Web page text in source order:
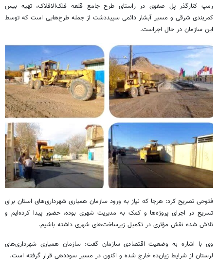
رمپ کنارگذر پل صفوی در راستای طرح جامع قلعه فلک‌الافلاک، تهیه بیس
کمربندی شرقی و مسیر آبشار دائمی سپیددشت از جمله طرح‌هایی است که توسط
این سازمان در حال اجراست.
فتوحی تصریح کرد: هرجا که نیاز به ورود سازمان همیاری شهرداری‌های استان برای
تسریع در اجرای پروژه‌ها و کمک به مدیریت شهری بوده، حضور پیدا کرده‌ایم و
تلاش شده نقش مؤثری در تکمیل زیرساخت‌های شهری داشته باشیم.
وی با اشاره به وضعیت اقتصادی سازمان گفت: سازمان همیاری شهرداری‌های
لرستان از شرایط زیان‌ده خارج شده و اکنون در مسیر سوددهی قرار گرفته است.